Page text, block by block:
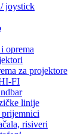
joystick
oprema
za projektore
FI
linije
risiveri